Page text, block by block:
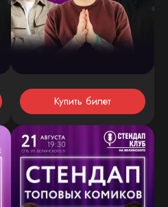
Купить билет